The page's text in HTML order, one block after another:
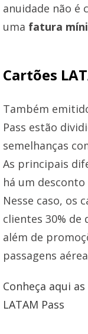
anuidade não é
uma fatura
Cartões
Também
Pass estão
semelhanças
As principais
há um
Nesse caso, os
clientes 30%
além de
passagens
Conheça aqui
LATAM Pass